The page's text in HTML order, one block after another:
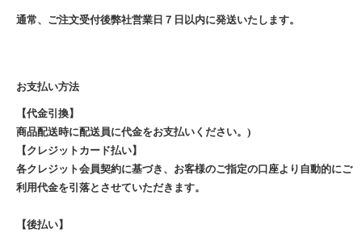
通常、ご注文受付後弊社営業日７日以内に発送いたします。
お支払い方法
【代金引換】
商品配送時に配送員に代金をお支払いください。)
【クレジットカード払い】
各クレジット会員契約に基づき、お客様のご指定の口座より自動的にご
利用代金を引落とさせていただきます。
【後払い】